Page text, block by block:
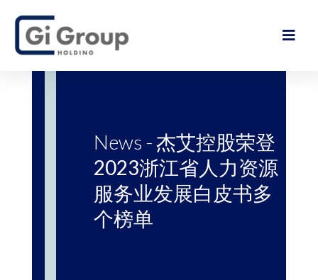
News -杰艾控股荣登
2023浙江省人力资源
服务业发展白皮书多
个榜单